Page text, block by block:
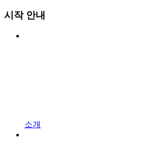
시작 안내
소개